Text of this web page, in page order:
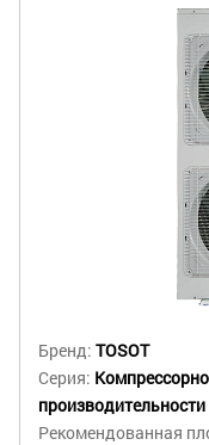
Бренд: TOSOT
Серия:
производительности
Рекомендованная